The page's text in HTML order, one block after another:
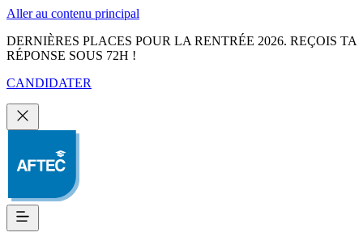
Aller au contenu principal
DERNIÈRES PLACES POUR LA RENTRÉE 2026. REÇOIS TA
RÉPONSE SOUS 72H !
CANDIDATER